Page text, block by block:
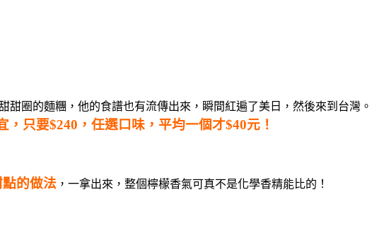
甜圈的麵糰，他的食譜也有流傳出來，瞬間紅遍了美日，然後來到台灣。
，只要$240，任選口味，平均一個才$40元！
的做法 ，一拿出來，整個檸檬香氣可真不是化學香精能比的！